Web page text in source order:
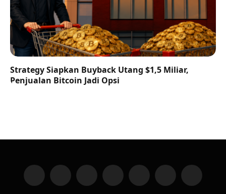
Strategy Siapkan Buyback Utang $1,5 Miliar,
Penjualan Bitcoin Jadi Opsi
Facebook
(Twitter)
Instagram YouTube LinkedIn Telegram VKontakte